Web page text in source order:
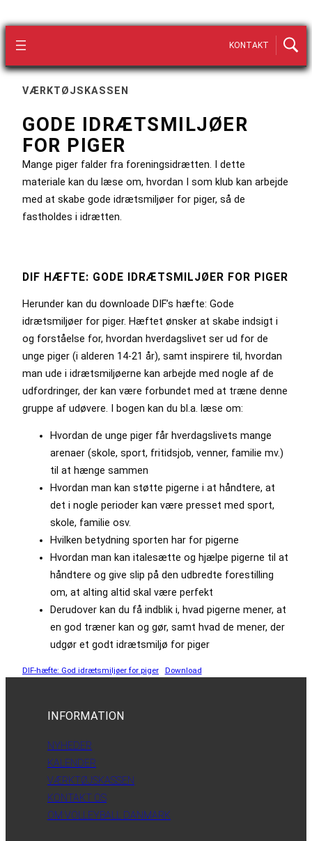
KONTAKT
VÆRKTØJSKASSEN
GODE IDRÆTSMILJØER
FOR PIGER
Mange piger falder fra foreningsidrætten. I dette
materiale kan du læse om, hvordan I som klub kan arbejde
med at skabe gode idrætsmiljøer for piger, så de
fastholdes i idrætten.
DIF HÆFTE: GODE IDRÆTSMILJØER FOR PIGER
Herunder kan du downloade DIF’s hæfte: Gode
idrætsmiljøer for piger. Hæftet ønsker at skabe indsigt i
og forståelse for, hvordan hverdagslivet ser ud for de
unge piger (i alderen 14-21 år), samt inspirere til, hvordan
man ude i idrætsmiljøerne kan arbejde med nogle af de
udfordringer, der kan være forbundet med at træne denne
gruppe af udøvere. I bogen kan du bl.a. læse om:
Hvordan de unge piger får hverdagslivets mange
arenaer (skole, sport, fritidsjob, venner, familie mv.)
til at hænge sammen
Hvordan man kan støtte pigerne i at håndtere, at
det i nogle perioder kan være presset med sport,
skole, familie osv.
Hvilken betydning sporten har for pigerne
Hvordan man kan italesætte og hjælpe pigerne til at
håndtere og give slip på den udbredte forestilling
om, at alting altid skal være perfekt
Derudover kan du få indblik i, hvad pigerne mener, at
en god træner kan og gør, samt hvad de mener, der
udgør et godt idrætsmiljø for piger
DIF-hæfte: God idrætsmiljøer for piger Download
INFORMATION
NYHEDER
KALENDER
VÆRKTØJSKASSEN
KONTAKT OS
OM VOLLEYBALL DANMARK